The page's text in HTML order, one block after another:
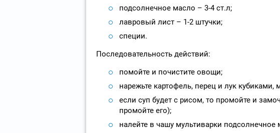
подсолнечное масло – 3-4 ст.л;
лавровый лист – 1-2 штучки;
специи.
Последовательность действий:
помойте и почистите овощи;
нарежьте картофель, перец и лук кубиками,
если суп будет с рисом, то промойте и
промойте его);
налейте в чашу мультиварки